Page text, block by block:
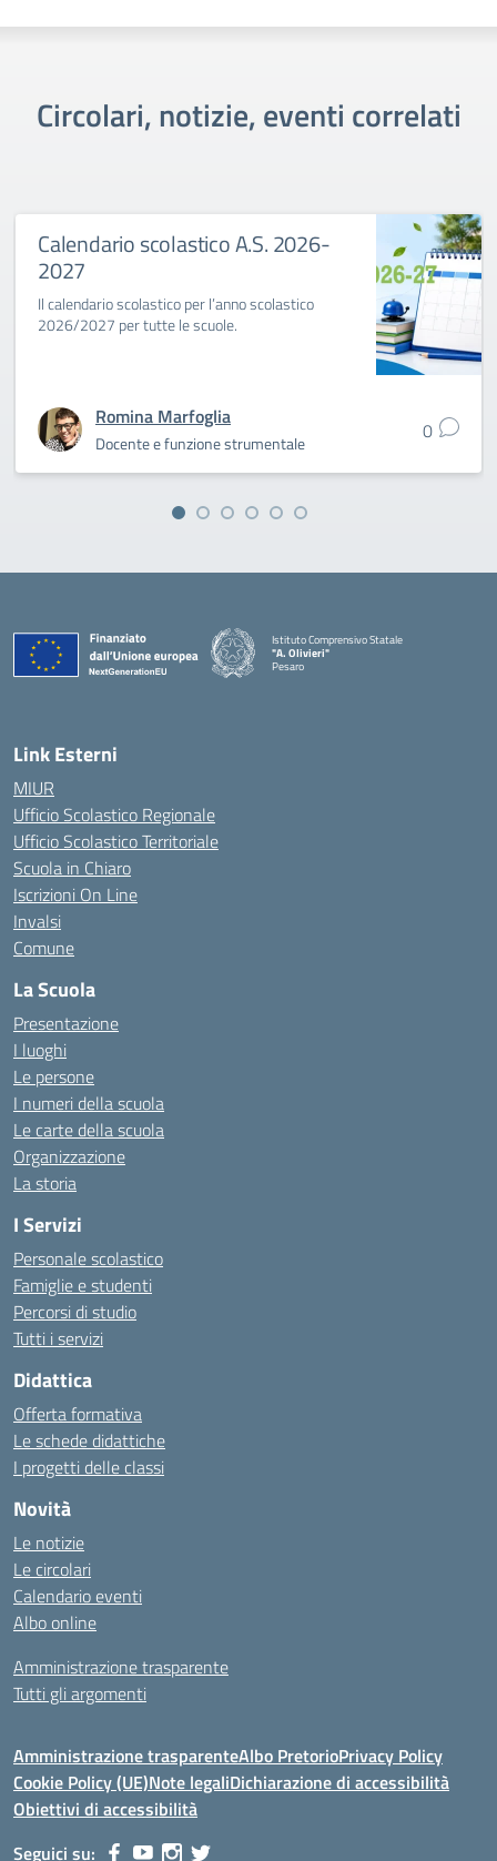
Circolari, notizie, eventi correlati
Calendario scolastico A.S. 2026-
2027
Il calendario scolastico per l’anno scolastico
2026/2027 per tutte le scuole.
Romina Marfoglia
Docente e funzione strumentale 0
Istituto Comprensivo Statale
"A. Olivieri"
Pesaro
Link Esterni
MIUR
Ufficio Scolastico Regionale
Ufficio Scolastico Territoriale
Scuola in Chiaro
Iscrizioni On Line
Invalsi
Comune
La Scuola
Presentazione
I luoghi
Le persone
I numeri della scuola
Le carte della scuola
Organizzazione
La storia
I Servizi
Personale scolastico
Famiglie e studenti
Percorsi di studio
Tutti i servizi
Didattica
Offerta formativa
Le schede didattiche
I progetti delle classi
Novità
Le notizie
Le circolari
Calendario eventi
Albo online
Amministrazione trasparente
Tutti gli argomenti
Amministrazione trasparenteAlbo PretorioPrivacy Policy
Cookie Policy (UE)Note legaliDichiarazione di accessibilità
Obiettivi di accessibilità
Seguici su: